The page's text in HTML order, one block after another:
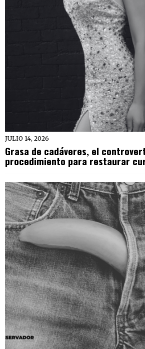
JULIO 14, 2026
Grasa de cadáveres, el
procedimiento para restaurar